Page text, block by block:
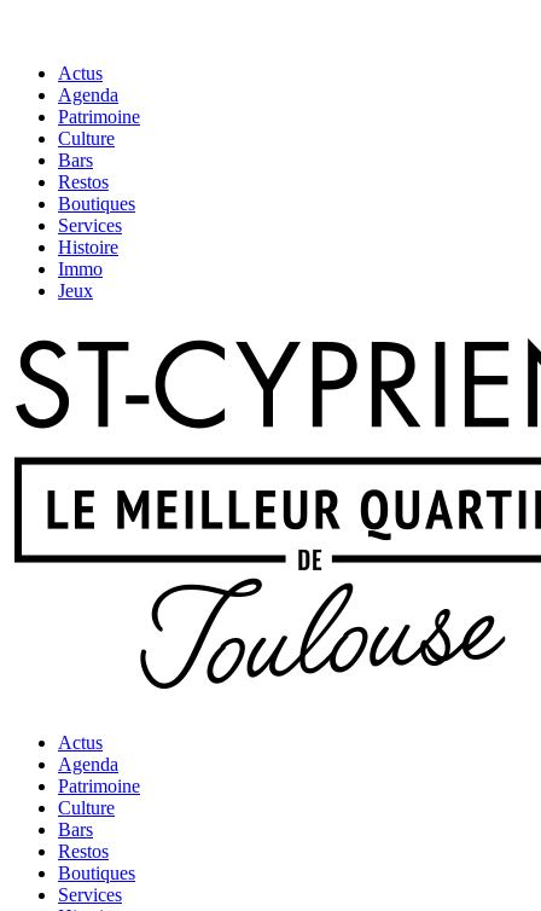
Actus
Agenda
Patrimoine
Culture
Bars
Restos
Boutiques
Services
Histoire
Immo
Jeux
Actus
Agenda
Patrimoine
Culture
Bars
Restos
Boutiques
Services